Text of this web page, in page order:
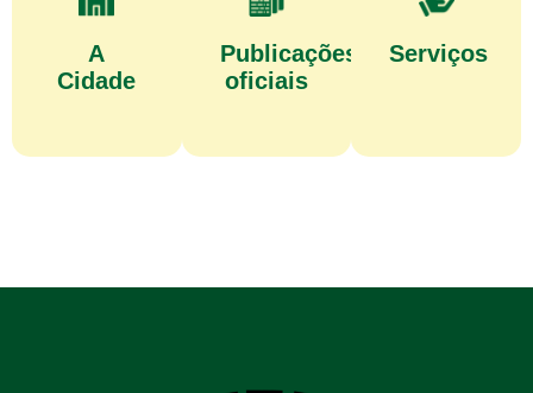
A
Cidade
Publicações
oficiais
Serviços